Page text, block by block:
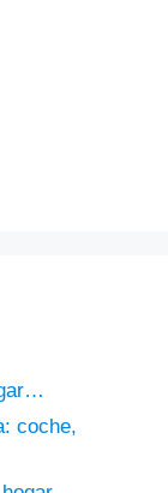
coche,